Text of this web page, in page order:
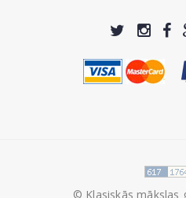
© Klasiskās mākslas